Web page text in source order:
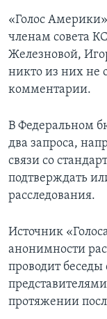
«Голос
членам совета
Железновой,
никто из них не
комментарии.
В Федеральном
два запроса,
связи со
подтверждать
расследования.
Источник
анонимности
проводит
протяжении